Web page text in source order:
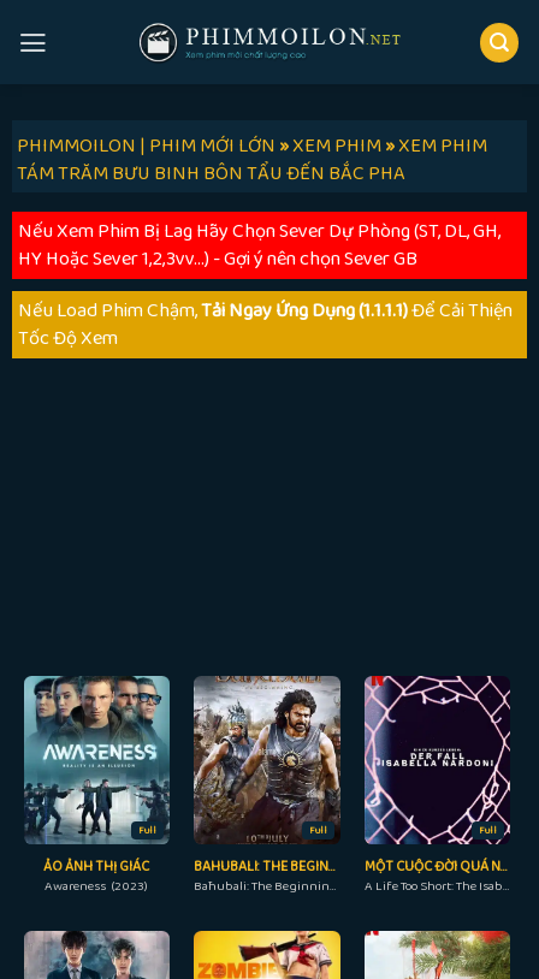
PHIMMOILON | PHIM MỚI LỚN»XEM PHIM»XEM PHIM
TÁM TRĂM BƯU BINH BÔN TẨU ĐẾN BẮC PHA
Nếu Xem Phim Bị Lag Hãy Chọn Sever Dự Phòng (ST, DL, GH,
HY Hoặc Sever 1,2,3vv...) - Gợi ý nên chọn Sever GB
Nếu Load Phim Chậm,Tải Ngay Ứng Dụng (1.1.1.1)Để Cải Thiện
Tốc Độ Xem
Full
ẢO ẢNH THỊ GIÁC
Awareness (2023)
Full
BAHUBALI: THE BEGINNING
Bāhubali: The Beginning (2011)
Full
MỘT CUỘC ĐỜI QUÁ NGẮN NGỦI: VỤ ÁN ISABELLA NARDONI
A Life Too Short: The Isabella Nardoni Case (2023)